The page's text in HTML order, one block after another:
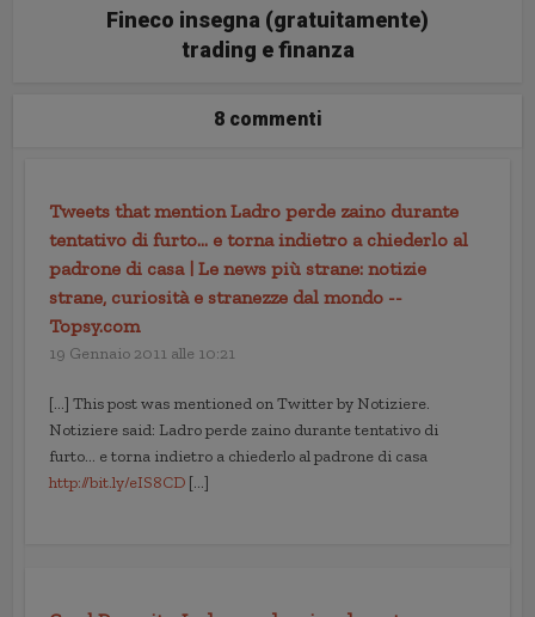
Fineco insegna (gratuitamente)
trading e finanza
8 commenti
Tweets that mention Ladro perde zaino durante
tentativo di furto… e torna indietro a chiederlo al
padrone di casa | Le news più strane: notizie
strane, curiosità e stranezze dal mondo --
Topsy.com
19 Gennaio 2011 alle 10:21
[…] This post was mentioned on Twitter by Notiziere.
Notiziere said: Ladro perde zaino durante tentativo di
furto… e torna indietro a chiederlo al padrone di casa
http://bit.ly/eIS8CD […]